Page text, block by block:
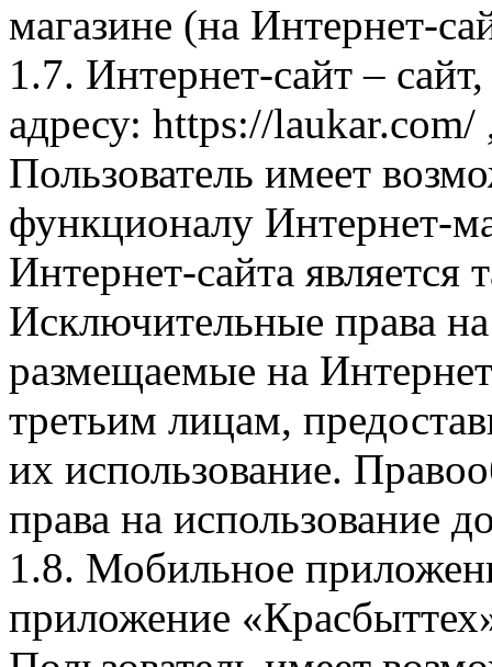
магазине (на Интернет-
1.7. Интернет-сайт –
адресу: https://laukar.com/
Пользователь имеет
функционалу Интернет-
Интернет-сайта
Исключительные права
размещаемые на
третьим лицам,
их использование.
права на использование
1.8. Мобильное
приложение